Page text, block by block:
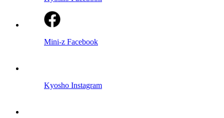
Mini-z Facebook
Kyosho Instagram